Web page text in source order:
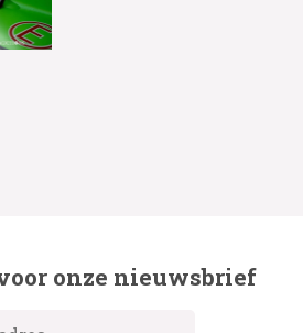
onze nieuwsbrief